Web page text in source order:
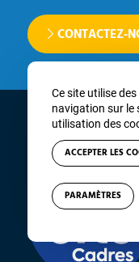
CONTACTEZ-
Ce site utilise
navigation sur le
utilisation des
ACCEPTER LES
PARAMÈTRES